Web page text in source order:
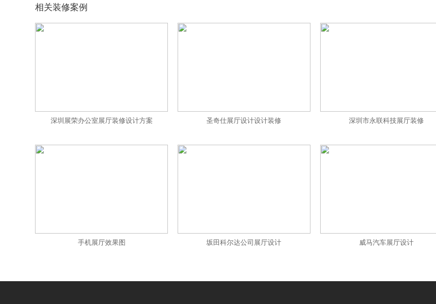
相关装修案例
深圳展荣办公室展厅装修设计方案 圣奇仕展厅设计设计装修 深圳市永联科技展厅装修
手机展厅效果图 坂田科尔达公司展厅设计 威马汽车展厅设计